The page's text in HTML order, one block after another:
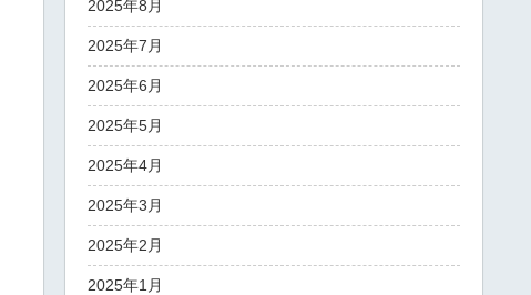
2025年8月
2025年7月
2025年6月
2025年5月
2025年4月
2025年3月
2025年2月
2025年1月